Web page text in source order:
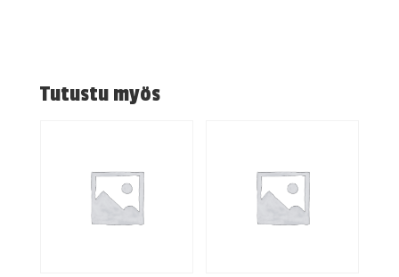
Tutustu myös